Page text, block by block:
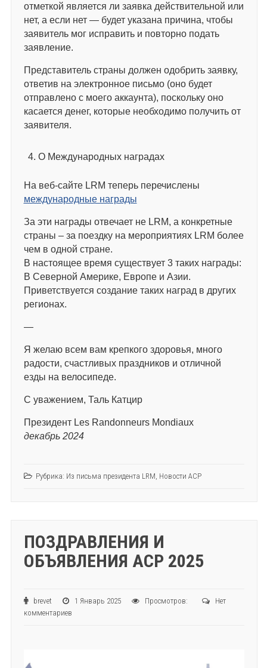
отметкой является ли заявка действительной или
нет, а если нет — будет указана причина, чтобы
заявитель мог исправить и повторно подать
заявление.
Представитель страны должен одобрить заявку,
ответив на электронное письмо (оно будет
отправлено с моего аккаунта), поскольку оно
касается денег, которые необходимо получить от
заявителя.
О Международных наградах
На веб-сайте LRM теперь перечислены
международные награды
За эти награды отвечает не LRM, а конкретные
страны – за поездку на мероприятиях LRM более
чем в одной стране.
В настоящее время существует 3 таких награды:
В Северной Америке, Европе и Азии.
Приветствуется создание таких наград в других
регионах.
—
Я желаю всем вам крепкого здоровья, много
радости, счастливых праздников и отличной
езды на велосипеде.
С уважением, Таль Катцир
Президент Les Randonneurs Mondiaux
декабрь 2024
Рубрика: Из письма президента LRM Новости АСР
ПОЗДРАВЛЕНИЯ И
ОБЪЯВЛЕНИЯ АСР 2025
brevet 1 Январь 2025 Просмотров:
Нет
комментариев